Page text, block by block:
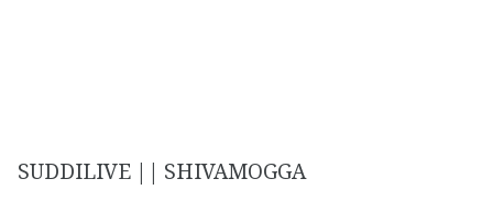
SUDDILIVE || SHIVAMOGGA